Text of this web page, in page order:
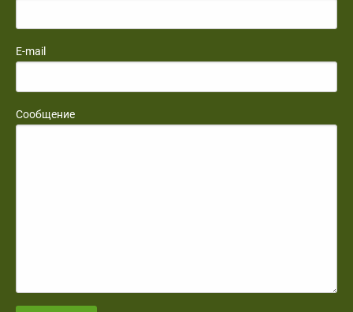
E-mail
Сообщение